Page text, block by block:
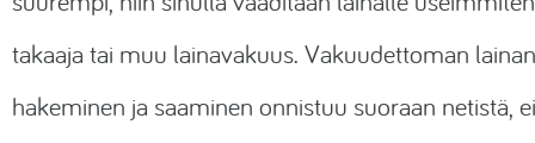
takaaja tai muu lainavakuus. Vakuudettoman lainan
hakeminen ja saaminen onnistuu suoraan netistä,